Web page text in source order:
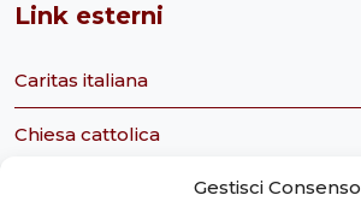
Gestisci Consenso
Link esterni
Caritas italiana
Chiesa cattolica
Servizio civile nazionale